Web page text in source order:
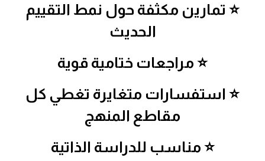
⭐ تمارين مكثفة حول نمط التقييم
الحديث
⭐ مراجعات ختامية قوية
⭐ استفسارات متغايرة تغطي كل
مقاطع المنهج
⭐ مناسب للدراسة الذاتية